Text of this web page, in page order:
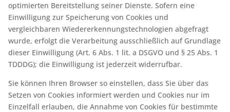
optimierten Bereitstellung seiner Dienste. Sofern eine
Einwilligung zur Speicherung von Cookies und
vergleichbaren Wiedererkennungstechnologien abgefragt
wurde, erfolgt die Verarbeitung ausschließlich auf Grundlage
dieser Einwilligung (Art. 6 Abs. 1 lit. a DSGVO und § 25 Abs. 1
TDDDG); die Einwilligung ist jederzeit widerrufbar.
Sie können Ihren Browser so einstellen, dass Sie über das
Setzen von Cookies informiert werden und Cookies nur im
Einzelfall erlauben, die Annahme von Cookies für bestimmte